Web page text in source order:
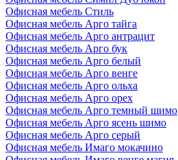
Офисная мебель Стиль
Офисная мебель Арго тайга
Офисная мебель Арго антрацит
Офисная мебель Арго бук
Офисная мебель Арго белый
Офисная мебель Арго венге
Офисная мебель Арго ольха
Офисная мебель Арго орех
Офисная мебель Арго темный шимо
Офисная мебель Арго ясень шимо
Офисная мебель Арго серый
Офисная мебель Имаго мокачино